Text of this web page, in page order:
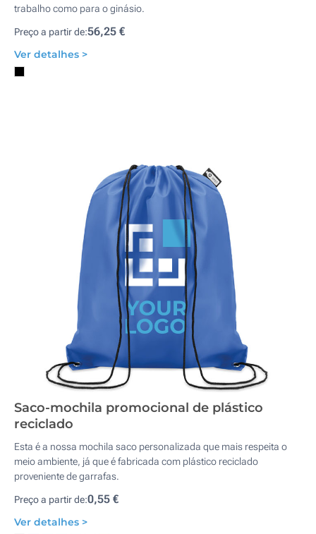
trabalho como para o ginásio.
Preço a partir de:56,25 €
Ver detalhes >
Saco-mochila promocional de plástico
reciclado
Esta é a nossa mochila saco personalizada que mais respeita o
meio ambiente, já que é fabricada com plástico reciclado
proveniente de garrafas.
Preço a partir de:0,55 €
Ver detalhes >